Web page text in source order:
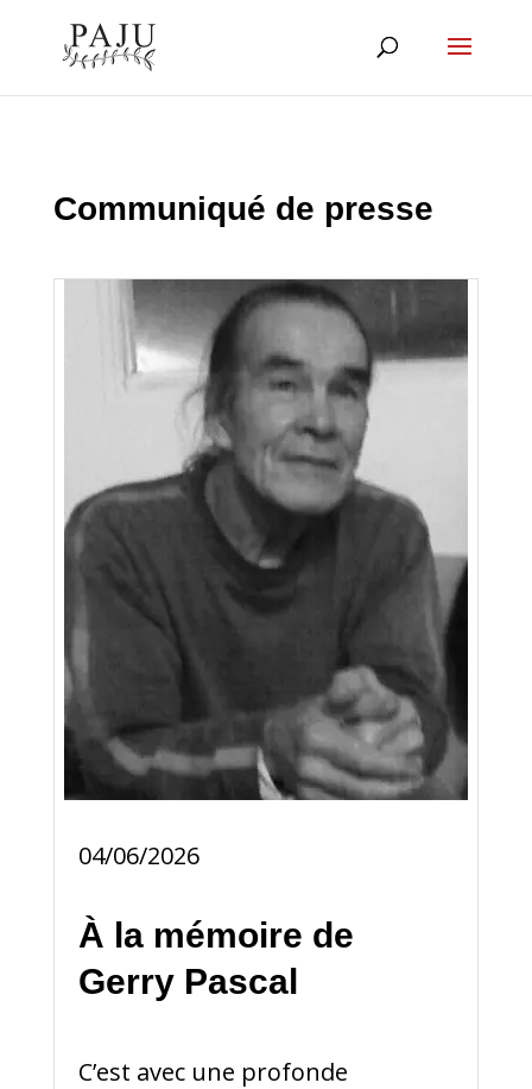
Communiqué de presse
04/06/2026
À la mémoire de
Gerry Pascal
C’est avec une profonde